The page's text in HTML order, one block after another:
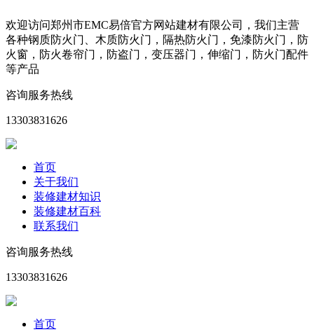
欢迎访问郑州市EMC易倍官方网站建材有限公司，我们主营
各种钢质防火门、木质防火门，隔热防火门，免漆防火门，防
火窗，防火卷帘门，防盗门，变压器门，伸缩门，防火门配件
等产品
咨询服务热线
13303831626
首页
关于我们
装修建材知识
装修建材百科
联系我们
咨询服务热线
13303831626
首页